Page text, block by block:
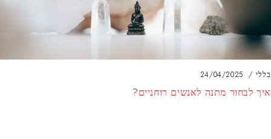
כללי
איך לבחור מתנה לאנשים רוחניים?